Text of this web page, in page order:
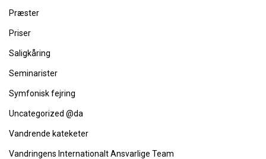
Præster
Priser
Saligkåring
Seminarister
Symfonisk fejring
Uncategorized @da
Vandrende kateketer
Vandringens Internationalt Ansvarlige Team